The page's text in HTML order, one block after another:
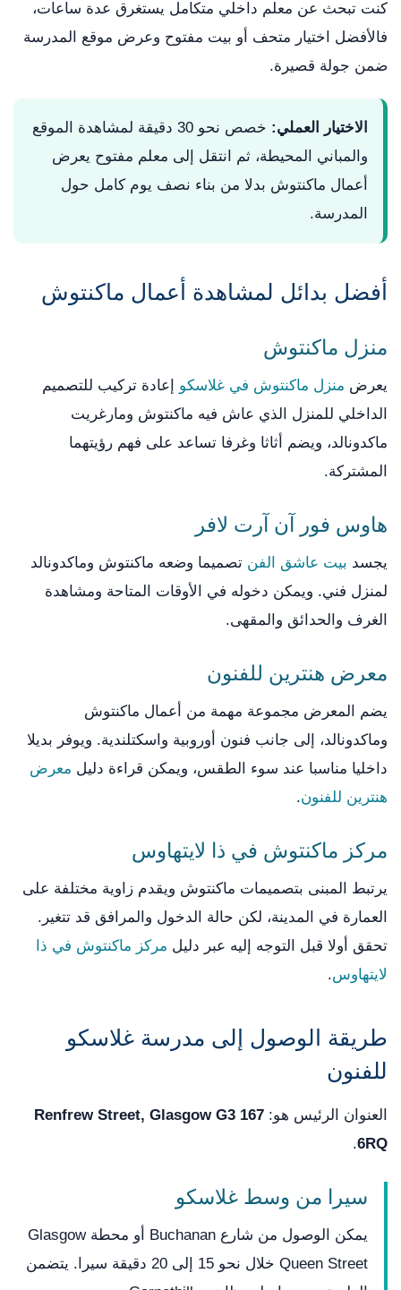
كنت تبحث عن معلم داخلي متكامل يستغرق عدة ساعات،
فالأفضل اختيار متحف أو بيت مفتوح وعرض موقع المدرسة
ضمن جولة قصيرة.
الاختيار العملي:
خصص نحو 30 دقيقة لمشاهدة الموقع
والمباني المحيطة، ثم انتقل إلى معلم مفتوح يعرض
أعمال ماكنتوش بدلا من بناء نصف يوم كامل حول
المدرسة.
أفضل بدائل لمشاهدة أعمال ماكنتوش
منزل ماكنتوش
يعرض منزل ماكنتوش في غلاسكو إعادة تركيب للتصميم
الداخلي للمنزل الذي عاش فيه ماكنتوش ومارغريت
ماكدونالد، ويضم أثاثا وغرفا تساعد على فهم رؤيتهما
المشتركة.
هاوس فور آن آرت لافر
يجسد بيت عاشق الفن تصميما وضعه ماكنتوش وماكدونالد
لمنزل فني. ويمكن دخوله في الأوقات المتاحة ومشاهدة
الغرف والحدائق والمقهى.
معرض هنترين للفنون
يضم المعرض مجموعة مهمة من أعمال ماكنتوش
وماكدونالد، إلى جانب فنون أوروبية واسكتلندية. ويوفر بديلا
داخليا مناسبا عند سوء الطقس، ويمكن قراءة دليل معرض
هنترين للفنون.
مركز ماكنتوش في ذا لايتهاوس
يرتبط المبنى بتصميمات ماكنتوش ويقدم زاوية مختلفة على
العمارة في المدينة، لكن حالة الدخول والمرافق قد تتغير.
تحقق أولا قبل التوجه إليه عبر دليل مركز ماكنتوش في ذا
لايتهاوس.
طريقة الوصول إلى مدرسة غلاسكو
للفنون
العنوان الرئيس هو:
167 Renfrew Street, Glasgow G3
6RQ
.
سيرا من وسط غلاسكو
يمكن الوصول من شارع Buchanan أو محطة Glasgow
Queen Street خلال نحو 15 إلى 20 دقيقة سيرا. يتضمن